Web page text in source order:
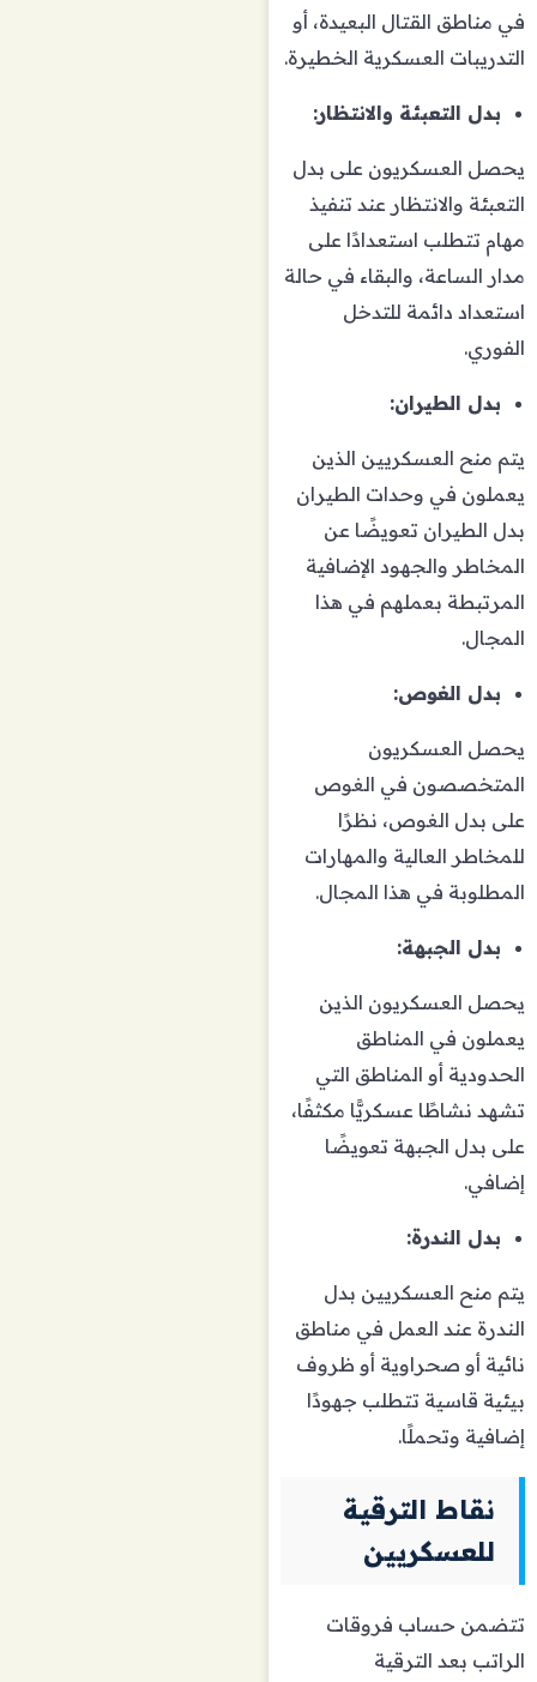
في مناطق القتال البعيدة، أو
التدريبات العسكرية الخطيرة.
بدل التعبئة والانتظار:
يحصل العسكريون على بدل
التعبئة والانتظار عند تنفيذ
مهام تتطلب استعدادًا على
مدار الساعة، والبقاء في حالة
استعداد دائمة للتدخل
الفوري.
بدل الطيران:
يتم منح العسكريين الذين
يعملون في وحدات الطيران
بدل الطيران تعويضًا عن
المخاطر والجهود الإضافية
المرتبطة بعملهم في هذا
المجال.
بدل الغوص:
يحصل العسكريون
المتخصصون في الغوص
على بدل الغوص، نظرًا
للمخاطر العالية والمهارات
المطلوبة في هذا المجال.
بدل الجبهة:
يحصل العسكريون الذين
يعملون في المناطق
الحدودية أو المناطق التي
تشهد نشاطًا عسكريًّا مكثفًا،
على بدل الجبهة تعويضًا
إضافي.
بدل الندرة:
يتم منح العسكريين بدل
الندرة عند العمل في مناطق
نائية أو صحراوية أو ظروف
بيئية قاسية تتطلب جهودًا
إضافية وتحملًا.
نقاط الترقية
للعسكريين
تتضمن حساب فروقات
الراتب بعد الترقية